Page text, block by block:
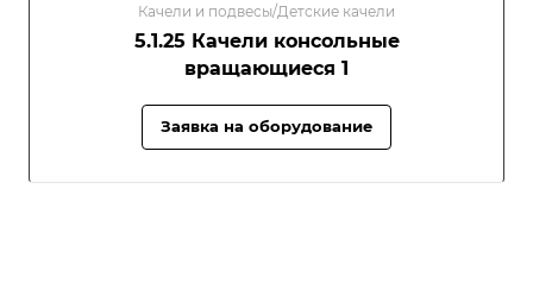
Качели и подвесы/Детские качели
5.1.25 Качели консольные
вращающиеся 1
Заявка на оборудование